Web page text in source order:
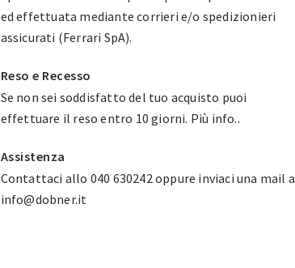
ed effettuata mediante corrieri e/o spedizionieri
assicurati (Ferrari SpA).
Reso e Recesso
Se non sei soddisfatto del tuo acquisto puoi
effettuare il reso entro 10 giorni. Più info..
Assistenza
Contattaci allo 040 630242 oppure inviaci una mail a
info@dobner.it